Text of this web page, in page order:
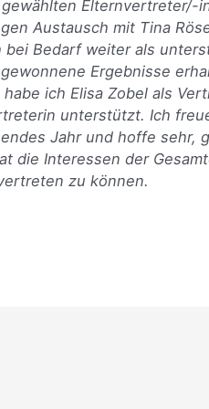
Elternvertreter/-
Austausch mit Tina
bei Bedarf weiter als
Ergebnisse
ich Elisa Zobel als
unterstützt. Ich
Jahr und hoffe sehr,
die Interessen der
zu können.